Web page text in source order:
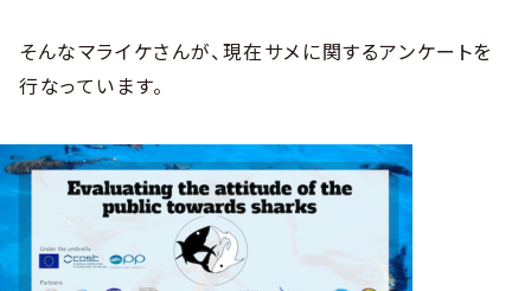
そんなマライケさんが、現在サメに関するアンケートを
行なっています。